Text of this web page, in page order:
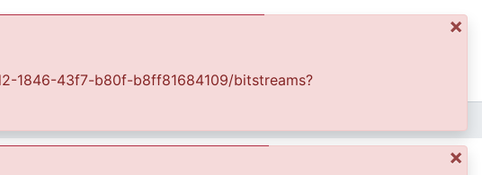
×
1846-43f7-b80f-b8ff81684109/bitstreams?
×